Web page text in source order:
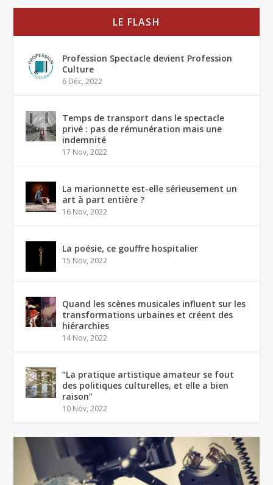
LE FLASH
Profession Spectacle devient Profession
Culture
6 Déc, 2022
Temps de transport dans le spectacle
privé : pas de rémunération mais une
indemnité
17 Nov, 2022
La marionnette est-elle sérieusement un
art à part entière ?
16 Nov, 2022
La poésie, ce gouffre hospitalier
15 Nov, 2022
Quand les scènes musicales influent sur les
transformations urbaines et créent des
hiérarchies
14 Nov, 2022
“La pratique artistique amateur se fout
des politiques culturelles, et elle a bien
raison”
10 Nov, 2022